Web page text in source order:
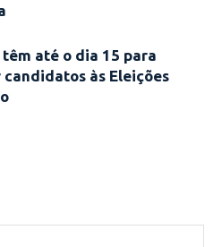
até o dia 15 para
às Eleições